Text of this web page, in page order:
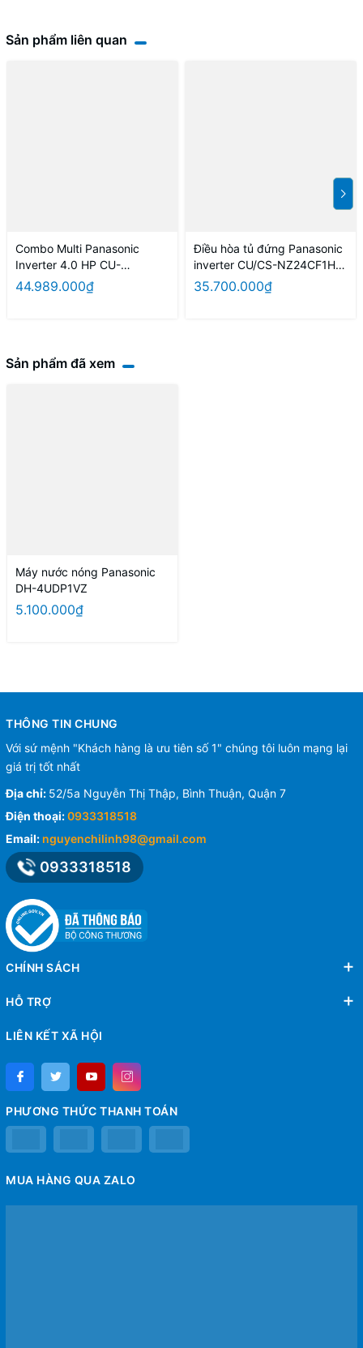
Sản phẩm liên quan
Combo Multi Panasonic
Inverter 4.0 HP CU-
4U34YBZ / CS-MPU9YKZ +
MPU9YKZ + CS-MPU12YKZ
44.989.000₫
Điều hòa tủ đứng Panasonic
inverter CU/CS-NZ24CF1H-
8N (màu vàng)
35.700.000₫
Sản phẩm đã xem
Máy nước nóng Panasonic
DH-4UDP1VZ
5.100.000₫
THÔNG TIN CHUNG
Với sứ mệnh "Khách hàng là ưu tiên số 1" chúng tôi luôn mạng lại
giá trị tốt nhất
Địa chỉ: 52/5a Nguyễn Thị Thập, Bình Thuận, Quận 7
Điện thoại:0933318518
Email: nguyenchilinh98@gmail.com
0933318518
CHÍNH SÁCH
HỖ TRỢ
LIÊN KẾT XÃ HỘI
PHƯƠNG THỨC THANH TOÁN
MUA HÀNG QUA ZALO